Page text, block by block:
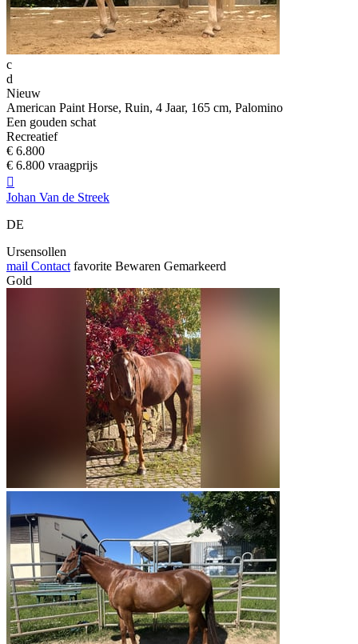
c
d
Nieuw
American Paint Horse, Ruin, 4 Jaar, 165 cm, Palomino
Een gouden schat
Recreatief
€ 6.800
€ 6.800 vraagprijs

Johan Van de Streek
DE
Ursensollen
mail Contact favorite Bewaren Gemarkeerd
Gold